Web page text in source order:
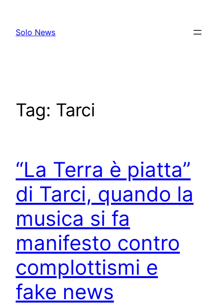
content
Solo News
Tag: Tarci
“La Terra è piatta”
di Tarci, quando la
musica si fa
manifesto contro
complottismi e
fake news